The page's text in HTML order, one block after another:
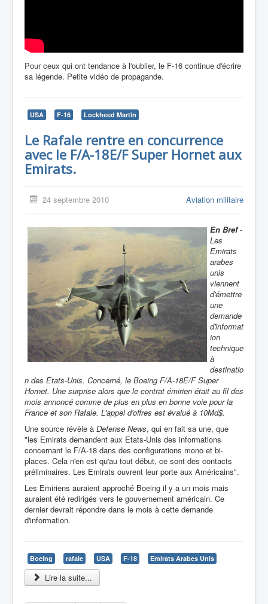
Pour ceux qui ont tendance à l'oublier, le F-16 continue d'écrire
sa légende. Petite vidéo de propagande.
USA F-16 Lockheed Martin
Le Rafale rentre en concurrence
avec le F/A-18E/F Super Hornet aux
Emirats.
24 septembre 2010 Aviation militaire
En Bref-
Les
Emirats
arabes
unis
viennent
d'émettre
une
demande
d'informat
ion
technique
à
destinatio
n des Etats-Unis. Concerné, le Boeing F/A-18E/F Super
Hornet. Une surprise alors que le contrat émirien était au fil des
mois annoncé comme de plus en plus en bonne voie pour la
France et son Rafale. L'appel d'offres est évalué à 10Md$.
Une source révèle à Defense News, qui en fait sa une, que
"les Emirats demandent aux Etats-Unis des informations
concernant le F/A-18 dans des configurations mono et bi-
places. Cela n'en est qu'au tout début, ce sont des contacts
préliminaires. Les Emirats ouvrent leur porte aux Américains".
Les Emiriens auraient approché Boeing il y a un mois mais
auraient été redirigés vers le gouvernement américain. Ce
dernier devrait répondre dans le mois à cette demande
d'information.
Boeing rafale USA F-18 Emirats Arabes Unis
Lire la suite...